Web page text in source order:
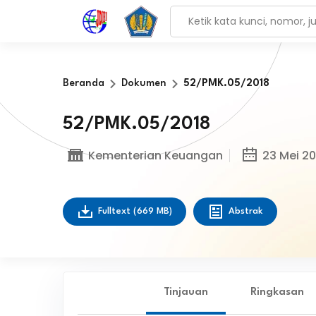
Beranda Dokumen 52/PMK.05/2018
52/PMK.05/2018
Kementerian Keuangan 23 Mei
Fulltext (669 MB) Abstrak
Tinjauan Ringkasan